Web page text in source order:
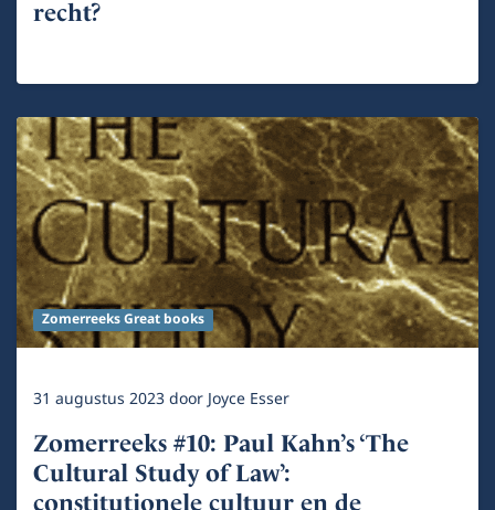
recht?
Zomerreeks Great books
31 augustus 2023doorJoyce Esser
Zomerreeks #10: Paul Kahn’s ‘The
Cultural Study of Law’:
constitutionele cultuur en de